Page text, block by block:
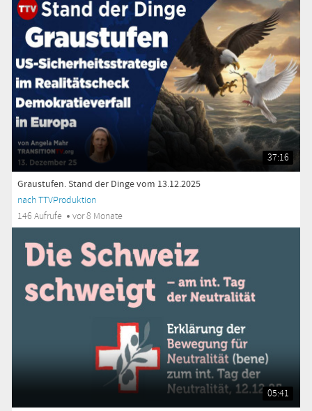
37:16
Graustufen. Stand der Dinge vom 13.12.2025
nach TTVProduktion
146 Aufrufe
vor 8 Monate
05:41